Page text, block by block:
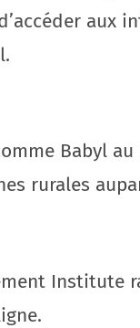
aux
Babyl
rurales
Institute